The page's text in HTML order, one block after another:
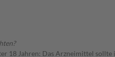
18 Jahren: Das Arzneimittel